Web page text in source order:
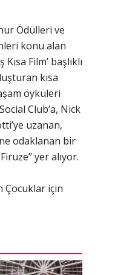
Ödülleri ve
konu alan
Film’ başlıklı
kısa
öyküleri
Club’a, Nick
uzanan,
odaklanan bir
yer alıyor.
Çocuklar için